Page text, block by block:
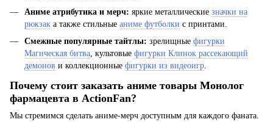
Аниме атрибутика и мерч: яркие металлические значки на
рюкзак а также стильные аниме футболки с принтами.
Смежные популярные тайтлы: зрелищные фигурки
Магическая битва, культовые фигурки Клинок рассекающий
демонов и коллекционные фигурки из видеоигр.
Почему стоит заказать аниме товары Монолог
фармацевта в ActionFan?
Мы стремимся сделать аниме-мерч доступным для каждого фаната.